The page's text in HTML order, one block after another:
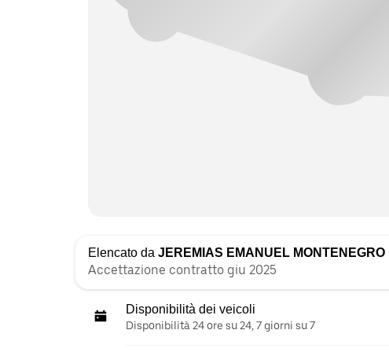
Elencato da JEREMIAS EMANUEL MONTENEGRO
Accettazione contratto giu 2025
Disponibilità dei veicoli
Disponibilità 24 ore su 24, 7 giorni su 7